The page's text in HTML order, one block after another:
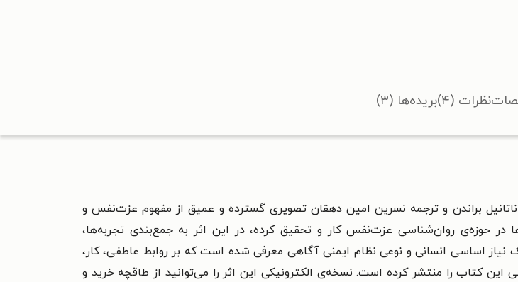
نظرات (۴) بریده‌ها (۳)
براندن و ترجمه نسرین امین دهقان تصویری گسترده و عمیق از مفهوم عزت‌نفس و
حوزه‌ی روان‌شناسی عزت‌نفس کار و تحقیق کرده، در این اثر به جمع‌بندی تجربه‌ها،
اساسی انسانی و نوعی نظام ایمنی آگاهی معرفی شده است که بر روابط عاطفی، کار،
این کتاب را منتشر کرده است. نسخه‌ی الکترونیکی این اثر را می‌توانید از طاقچه خرید و